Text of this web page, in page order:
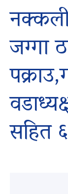
जग्गा
सहित